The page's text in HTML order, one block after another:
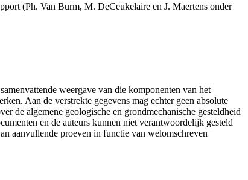
(Ph. Van Burm, M. DeCeukelaire en J. Maertens onder
weergave van die komponenten van het
Aan de verstrekte gegevens mag echter geen absolute
de algemene geologische en grondmechanische gesteldheid
en de auteurs kunnen niet verantwoordelijk gesteld
aanvullende proeven in functie van welomschreven